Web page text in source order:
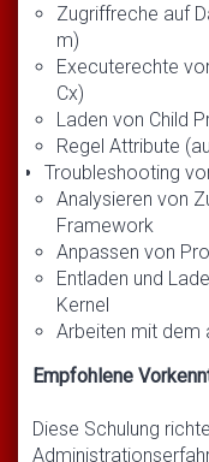
Zugriffreche auf
m)
Executerechte
Cx)
Laden von Child
Regel Attribute
Troubleshooting
Analysieren von
Framework
Anpassen von
Entladen und
Kernel
Arbeiten mit dem
Empfohlene
Diese Schulung